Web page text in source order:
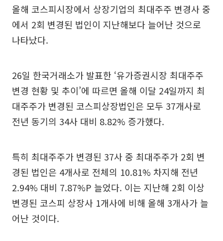
올해 코스피시장에서 상장기업의 최대주주 변경사 중
에서 2회 변경된 법인이 지난해보다 늘어난 것으로
나타났다.
26일 한국거래소가 발표한 ‘유가증권시장 최대주주
변경 현황 및 추이’에 따르면 올해 이달 24일까지 최
대주주가 변경된 코스피상장법인은 모두 37개사로
전년 동기의 34사 대비 8.82% 증가했다.
특히 최대주주가 변경된 37사 중 최대주주가 2회 변
경된 법인은 4개사로 전체의 10.81% 차지해 전년
2.94% 대비 7.87%P 늘었다. 이는 지난해 2회 이상
변경된 코스피 상장사 1개사에 비해 올해 3개사가 늘
어난 것이다.